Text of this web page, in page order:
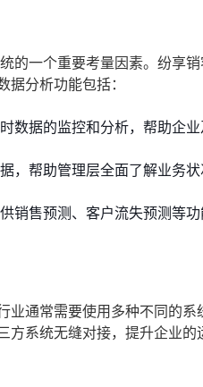
的一个重要考量因素。纷享
分析功能包括：
数据的监控和分析，帮助企业
，帮助管理层全面了解业务状
销售预测、客户流失预测等
业通常需要使用多种不同的
系统无缝对接，提升企业